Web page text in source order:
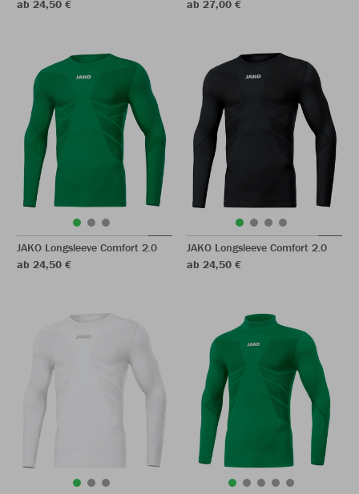
ab 24,50 €
ab 27,00 €
JAKO Longsleeve Comfort 2.0
ab 24,50 €
JAKO Longsleeve Comfort 2.0
ab 24,50 €